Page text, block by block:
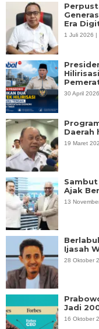
Era
1 Juli 2026 |
30 April
Daerah
19 Maret
Ajak
13
Ijasah
28 Oktober
Jadi
16 Oktober